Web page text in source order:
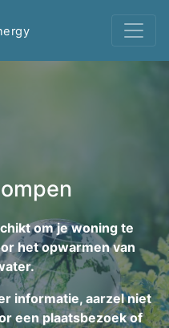
om je woning te
het opwarmen van
informatie, aarzel niet
een plaatsbezoek of